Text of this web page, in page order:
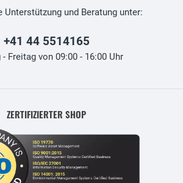
Unterstützung und Beratung unter:
+41 44 5514165
Freitag von 09:00 - 16:00 Uhr
ZERTIFIZIERTER SHOP